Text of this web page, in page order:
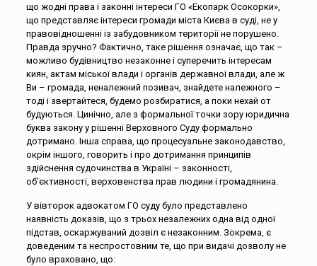
що жодні права і законні інтереси ГО «Екопарк Осокорки»,
що представляє інтереси громади міста Києва в суді, не у
правовідношенні із забудовником території не порушено.
Правда зручно? Фактично, таке рішення означає, що так –
можливо будівництво незаконне і суперечить інтересам
киян, актам міської влади і органів державної влади, але ж
Ви – громада, неналежний позивач, знайдете належного –
тоді і звертайтеся, будемо розбиратися, а поки нехай от
будуються. Цинічно, але з формальної точки зору юридична
буква закону у рішенні Верховного Суду формально
дотримано. Інша справа, що процесуальне законодавство,
окрім іншого, говорить і про дотримання принципів
здійснення судочинства в Україні – законності,
об’єктивності, верховенства прав людини і громадянина.
У вівторок адвокатом ГО суду було представлено
наявність доказів, що з трьох незалежних одна від одної
підстав, оскаржуваний дозвіл є незаконним. Зокрема, є
доведеним та неспростовним те, що при видачі дозволу не
було враховано, що: